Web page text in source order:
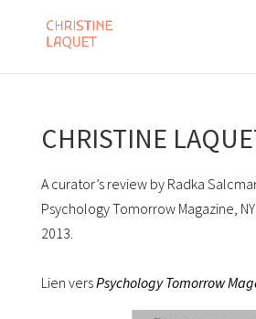
CHRISTINE
A curator’s review by Radka
Psychology Tomorrow Magazine,
2013.
Lien versPsychology Tomorrow